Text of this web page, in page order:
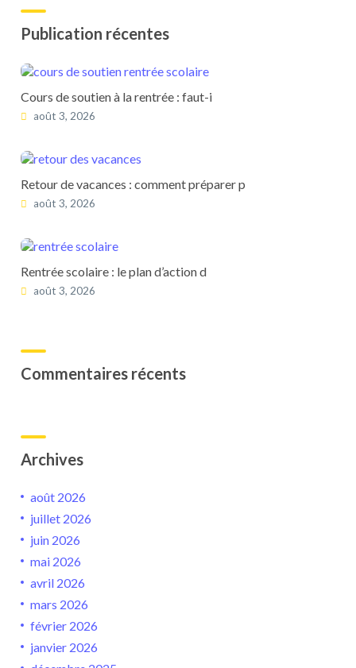
Publication récentes
Cours de soutien à la rentrée : faut-i
août 3, 2026
Retour de vacances : comment préparer p
août 3, 2026
Rentrée scolaire : le plan d’action d
août 3, 2026
Commentaires récents
Archives
août 2026
juillet 2026
juin 2026
mai 2026
avril 2026
mars 2026
février 2026
janvier 2026